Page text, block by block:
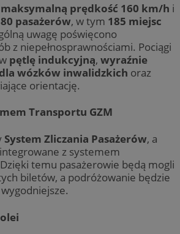
maksymalną prędkość 160 km/h i
pasażerów, w tym 185 miejsc
uwagę poświęcono
z niepełnosprawnościami. Pociągi
pętlę indukcyjną, wyraźnie
wózków inwalidzkich oraz
orientację.
Transportu GZM
System Zliczania Pasażerów, a
z systemem
temu pasażerowie będą mogli
biletów, a podróżowanie będzie